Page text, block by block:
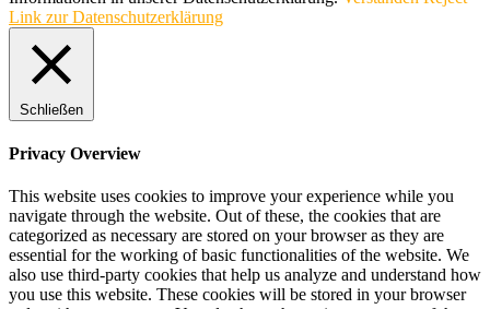
Link zur Datenschutzerklärung
Schließen
Privacy Overview
This website uses cookies to improve your experience while you
navigate through the website. Out of these, the cookies that are
categorized as necessary are stored on your browser as they are
essential for the working of basic functionalities of the website. We
also use third-party cookies that help us analyze and understand how
you use this website. These cookies will be stored in your browser